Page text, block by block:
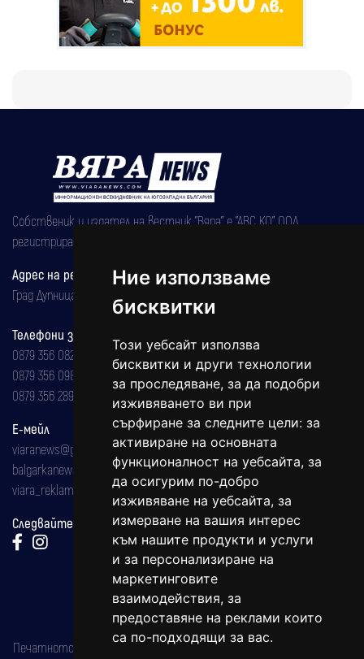
Ние използваме
бисквитки
Този уебсайт използва
бисквитки и други технологии
за проследяване, за да подобри
изживяването ви при
сърфиране за следните цели: за
активиране на основната
функционалност на уебсайта, за
да осигурим по-добро
изживяване на уебсайта, за
измерване на вашия интерес
към нашите продукти и услуги
и за персонализиране на
маркетинговите
взаимодействия, за
предоставяне на реклами които
са по-подходящи за вас.
Собственик и издател на вестник "Вяра" е "АВС КО" ООД,
регистрирана на 08.05.2002 година.
Адрес на редакцията
Град Дупница, ул.''Христо Ботев" 43
Телефони за реклама и абонаменти
0879 356 082
0879 356 098
0879 356 289
Е-мейл
viaranews@gmail.com
balgarkanews@gmail.com
viara_reklama@mail.bg
Следвайте ни:
Печатното издание на вестника е регистрирано в националния